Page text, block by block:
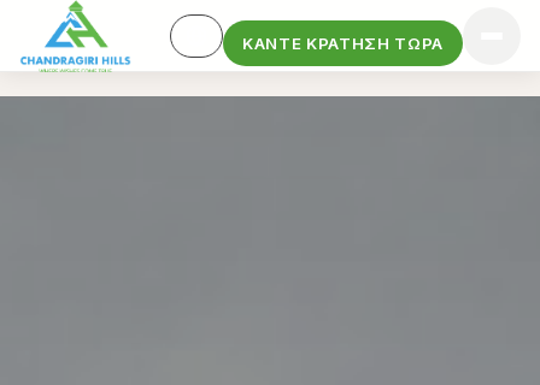
ΚΆΝΤΕ ΚΡΆΤΗΣΗ ΤΏΡΑ